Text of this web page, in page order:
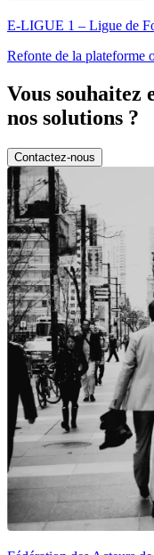
E-LIGUE 1 – Ligue de
Refonte de la plateforme
Vous souhaitez
nos solutions ?
Contactez-nous